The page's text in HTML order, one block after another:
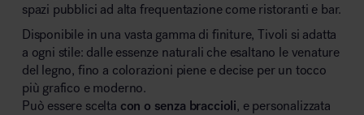
spazi pubblici ad alta frequentazione come ristoranti e bar.
Disponibile in una vasta gamma di finiture, Tivoli si adatta
a ogni stile: dalle essenze naturali che esaltano le venature
del legno, fino a colorazioni piene e decise per un tocco
più grafico e moderno.
Può essere scelta con o senza braccioli, e personalizzata